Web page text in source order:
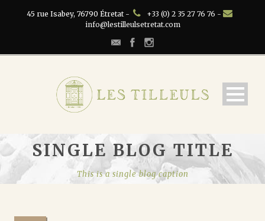
45 rue Isabey, 76790 Étretat -
+33 (0) 2 35 27 76 76 -
info@lestilleulsetretat.com
SINGLE BLOG TITLE
This is a single blog caption